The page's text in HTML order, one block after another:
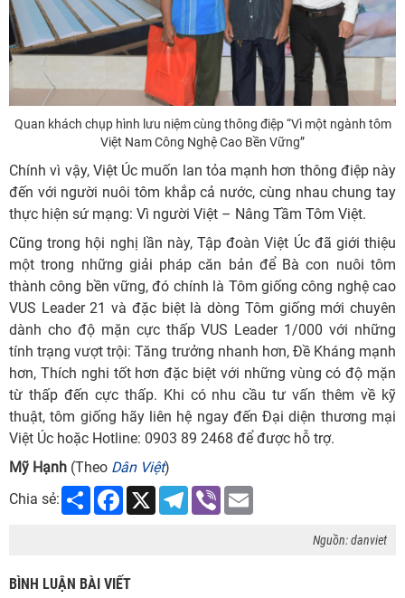
Quan khách chụp hình lưu niệm cùng thông điệp “Vì một ngành tôm
Việt Nam Công Nghệ Cao Bền Vững”
Chính vì vậy, Việt Úc muốn lan tỏa mạnh hơn thông điệp này
đến với người nuôi tôm khắp cả nước, cùng nhau chung tay
thực hiện sứ mạng: Vì người Việt – Nâng Tầm Tôm Việt.
Cũng trong hội nghị lần này, Tập đoàn Việt Úc đã giới thiệu
một trong những giải pháp căn bản để Bà con nuôi tôm
thành công bền vững, đó chính là Tôm giống công nghệ cao
VUS Leader 21 và đặc biệt là dòng Tôm giống mới chuyên
dành cho độ mặn cực thấp VUS Leader 1/000 với những
tính trạng vượt trội: Tăng trưởng nhanh hơn, Đề Kháng mạnh
hơn, Thích nghi tốt hơn đặc biệt với những vùng có độ mặn
từ thấp đến cực thấp. Khi có nhu cầu tư vấn thêm về kỹ
thuật, tôm giống hãy liên hệ ngay đến Đại diện thương mại
Việt Úc hoặc Hotline: 0903 89 2468 để được hỗ trợ.
Mỹ Hạnh (Theo Dân Việt)
Chia sẻ:
Share Facebook
X Telegram
Viber
Nguồn: danviet
BÌNH LUẬN BÀI VIẾT